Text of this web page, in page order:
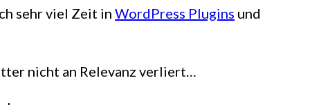
sehr viel Zeit in WordPress Plugins und
nicht an Relevanz verliert…